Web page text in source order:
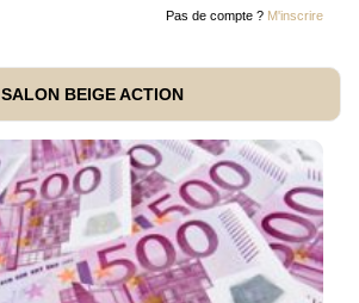
Pas de compte ? M'inscrire
SALON BEIGE ACTION